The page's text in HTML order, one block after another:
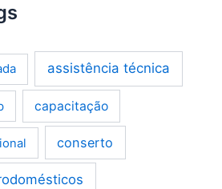
assistência técnica
capacitação
conserto